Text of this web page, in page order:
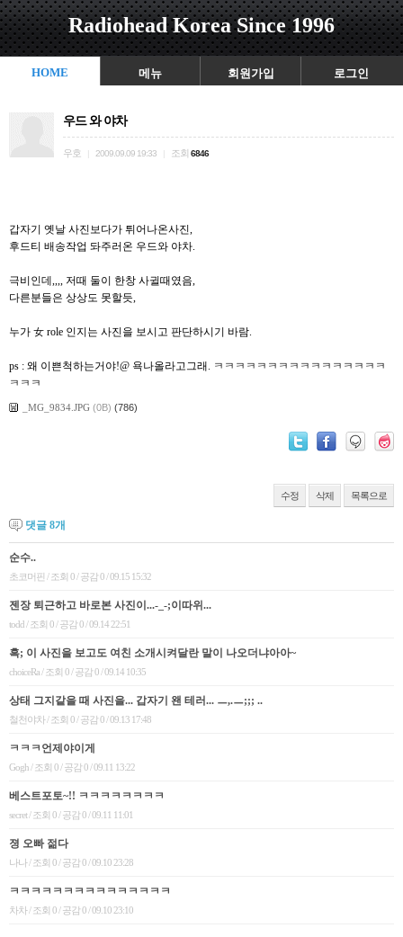
Radiohead Korea Since 1996
HOME 메뉴 회원가입 로그인
우드 와 야차
우호 2009.09.09 19:33 조회 6846
갑자기 옛날 사진보다가 튀어나온사진,
후드티 배송작업 돠주러온 우드와 야차.
극비인데,,,, 저때 둘이 한창 사귈때였음,
다른분들은 상상도 못할듯,
누가 女 role 인지는 사진을 보시고 판단하시기 바람.
ps : 왜 이쁜척하는거야!@ 욕나올라고그래. ㅋㅋㅋㅋㅋㅋㅋㅋㅋㅋㅋㅋㅋㅋㅋㅋ
ㅋㅋㅋ
_MG_9834.JPG (0B) (786)
수정 삭제 목록으로
댓글 8개